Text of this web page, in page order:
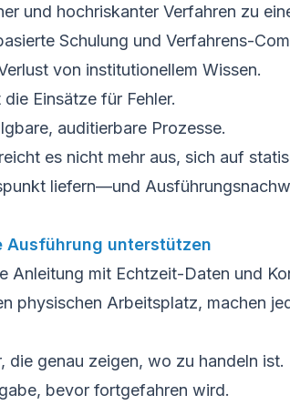
und hochriskanter Verfahren zu
Schulung und Verfahrens-
von institutionellem Wissen.
Einsätze für Fehler.
auditierbare Prozesse.
es nicht mehr aus, sich auf
liefern—und
Ausführung unterstützen
mit Echtzeit-Daten und
physischen Arbeitsplatz, machen
die genau zeigen, wo zu handeln ist.
bevor fortgefahren wird.